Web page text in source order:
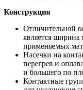
Конструкция
Отличительной
является ширина
применяемых
Насечки на
перегрев и
и большего по
Контактные